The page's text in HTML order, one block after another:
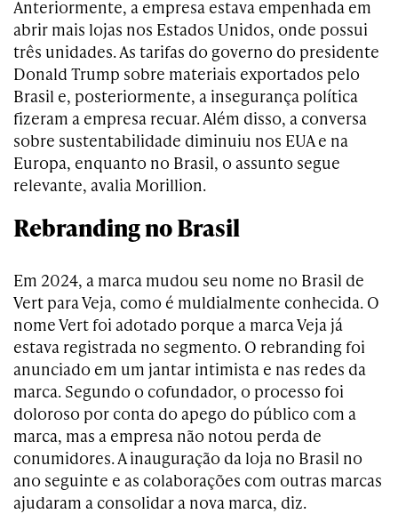
Anteriormente, a empresa estava empenhada em
abrir mais lojas nos Estados Unidos, onde possui
três unidades. As tarifas do governo do presidente
Donald Trump sobre materiais exportados pelo
Brasil e, posteriormente, a insegurança política
fizeram a empresa recuar. Além disso, a conversa
sobre sustentabilidade diminuiu nos EUA e na
Europa, enquanto no Brasil, o assunto segue
relevante, avalia Morillion.
Rebranding no Brasil
Em 2024, a marca mudou seu nome no Brasil de
Vert para Veja, como é muldialmente conhecida. O
nome Vert foi adotado porque a marca Veja já
estava registrada no segmento. O rebranding foi
anunciado em um jantar intimista e nas redes da
marca. Segundo o cofundador, o processo foi
doloroso por conta do apego do público com a
marca, mas a empresa não notou perda de
conumidores. A inauguração da loja no Brasil no
ano seguinte e as colaborações com outras marcas
ajudaram a consolidar a nova marca, diz.